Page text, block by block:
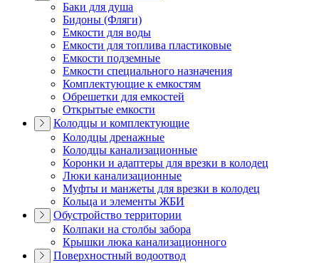
Баки для душа
Бидоны (Фляги)
Емкости для воды
Емкости для топлива пластиковые
Емкости подземные
Емкости специального назначения
Комплектующие к емкостям
Обрешетки для емкостей
Открытые емкости
Колодцы и комплектующие
Колодцы дренажные
Колодцы канализационные
Коронки и адаптеры для врезки в колодец
Люки канализационные
Муфты и манжеты для врезки в колодец
Кольца и элементы ЖБИ
Обустройство территории
Колпаки на столбы забора
Крышки люка канализационного
Поверхностный водоотвод